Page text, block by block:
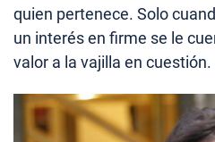
quien pertenece. Solo
un interés en firme se le
valor a la vajilla en cuestión.